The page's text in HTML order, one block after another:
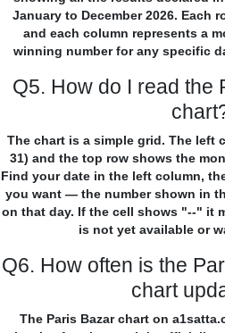
January to December 2026. Each
and each column represents a
winning number for any specific
Q5. How do I read the
The chart is a simple grid. The left
31) and the top row shows the
Find your date in the left column,
you want — the number shown in
on that day. If the cell shows "--" it
is not yet available or
Q6. How often is the
chart
The Paris Bazar chart on